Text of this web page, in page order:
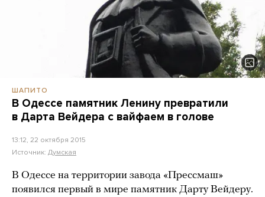
ШАПИТО
В Одессе памятник Ленину превратили
в Дарта Вейдера с вайфаем в голове
13:12, 22 октября 2015
Источник: Думская
В Одессе на территории завода «Прессмаш»
появился первый в мире памятник Дарту Вейдеру.